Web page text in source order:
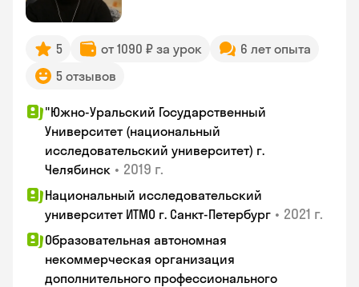
5 от 1090 ₽ за урок
6 лет опыта
5 отзывов
"Южно-Уральский Государственный
Университет (национальный
исследовательский университет) г.
Челябинск • 2019 г.
Национальный исследовательский
университет ИТМО г. Санкт-Петербург • 2021 г.
Образовательная автономная
некоммерческая организация
дополнительного профессионального